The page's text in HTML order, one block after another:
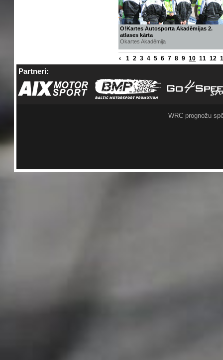
O!Kartes Autosporta Akadēmijas 2.
atlases kārta
Okartes Akadēmija
‹ 1 2 3 4 5 6 7 8 9 10 11 12
Partneri:
WRC prognožu